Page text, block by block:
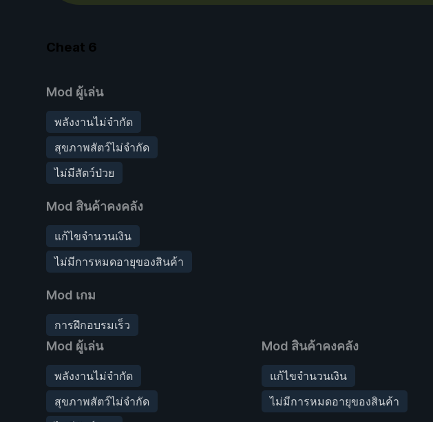
Cheat 6
Mod ผู้เล่น
พลังงานไม่จำกัด
สุขภาพสัตว์ไม่จำกัด
ไม่มีสัตว์ป่วย
Mod สินค้าคงคลัง
แก้ไขจำนวนเงิน
ไม่มีการหมดอายุของสินค้า
Mod เกม
การฝึกอบรมเร็ว
Mod ผู้เล่น
พลังงานไม่จำกัด
สุขภาพสัตว์ไม่จำกัด
Mod สินค้าคงคลัง
แก้ไขจำนวนเงิน
ไม่มีการหมดอายุของสินค้า